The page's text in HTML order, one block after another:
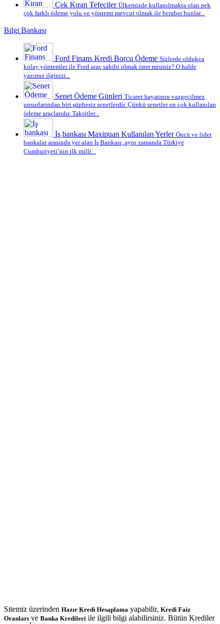
Çek Kıran Tefeciler Ülkemizde kullanılmakta olan pek
çok farklı ödeme yolu ve yöntemi mevcut olmak ile beraber bunlar...
Bilgi Bankası
Ford Finans Kredi Borcu Ödeme Sizlerde oldukça
kolay yöntemler ile Ford araç sahibi olmak ister misiniz? O halde
yazımız ilginizi...
Senet Ödeme Günleri Ticaret hayatının vazgeçilmez
unsurlarından biri şüphesiz senetlerdir. Çünkü senetler en çok kullanılan
ödeme araçlarıdır. Taksitler...
İş bankası Maxipuan Kullanılan Yerler Öncü ve lider
bankalar arasında yer alan İş Bankası, aynı zamanda Türkiye
Cumhuriyeti’nin ilk milli...
Sitemiz üzerinden Hazır Kredi Hesaplama yapabilir, Kredi Faiz
Oranları ve Banka Kredileri ile ilgili bilgi alabilirsiniz. Bütün Krediler